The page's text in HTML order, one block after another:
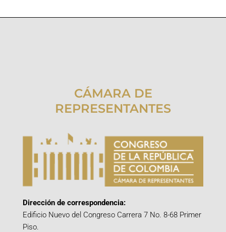
CÁMARA DE
REPRESENTANTES
Dirección de correspondencia:
Edificio Nuevo del Congreso Carrera 7 No. 8-68 Primer
Piso.